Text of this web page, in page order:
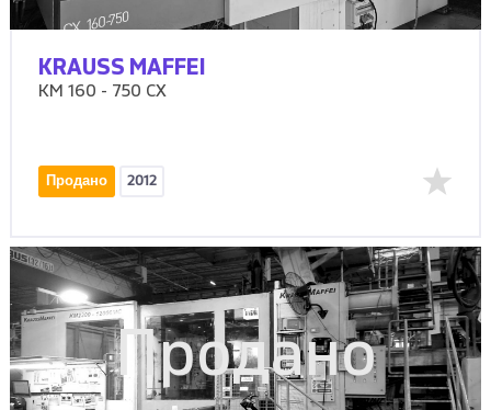
KRAUSS MAFFEI
KM 160 - 750 CX
Продано 2012
Продано